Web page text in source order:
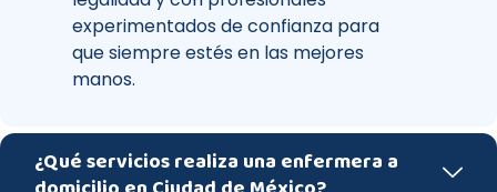
experimentados de confianza para
que siempre estés en las mejores
manos.
¿Qué servicios realiza una enfermera a